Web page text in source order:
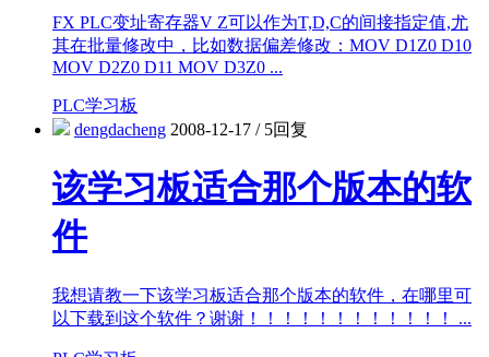
FX PLC变址寄存器V Z可以作为T,D,C的间接指定值,尤
其在批量修改中，比如数据偏差修改：MOV D1Z0 D10
MOV D2Z0 D11 MOV D3Z0 ...
PLC学习板
dengdacheng 2008-12-17 /5回复
该学习板适合那个版本的软
件
我想请教一下该学习板适合那个版本的软件，在哪里可
以下载到这个软件？谢谢！！！！！！！！！！！！ ...